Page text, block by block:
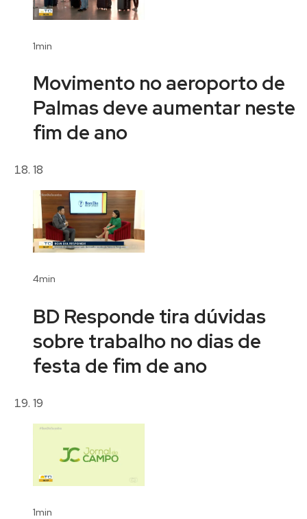
1min
Movimento no aeroporto de
Palmas deve aumentar neste
fim de ano
18
4min
BD Responde tira dúvidas
sobre trabalho no dias de
festa de fim de ano
19
1min